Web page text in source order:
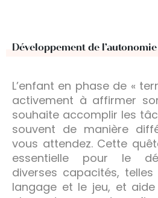
Développement de l’autonomie
L’enfant en phase de «
activement à affirmer
souhaite accomplir les
souvent de manière
vous attendez. Cette
essentielle pour le
diverses capacités,
langage et le jeu, et aide